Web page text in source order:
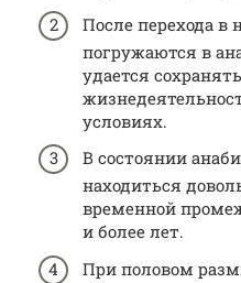
После перехода в
погружаются в
удается
условиях.
В состоянии
находиться
временной
и более лет.
При половом